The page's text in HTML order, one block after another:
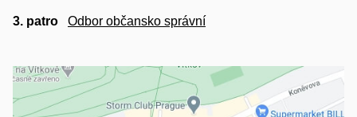
3. patro Odbor občansko správní